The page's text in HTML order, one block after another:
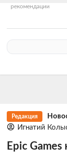
рекомендации
Редакция
Игнатий
Epic